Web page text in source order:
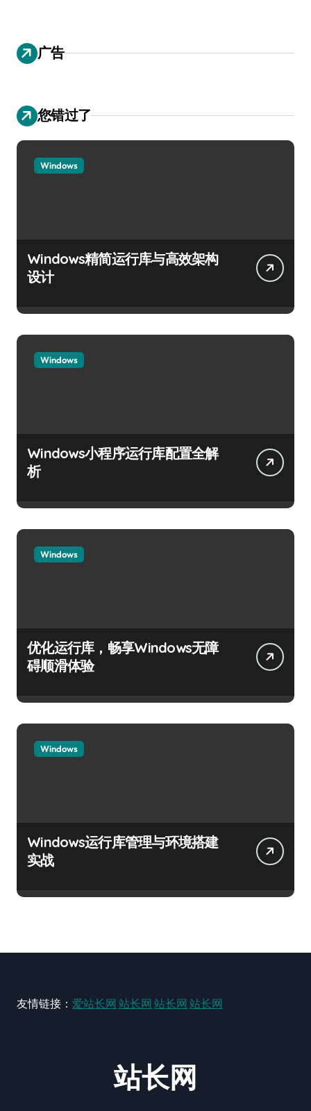
广告
您错过了
Windows
Windows精简运行库与高效架构
设计
Windows
Windows小程序运行库配置全解
析
Windows
优化运行库，畅享Windows无障
碍顺滑体验
Windows
Windows运行库管理与环境搭建
实战
友情链接： 爱站长网 站长网 站长网 站长网
站长网